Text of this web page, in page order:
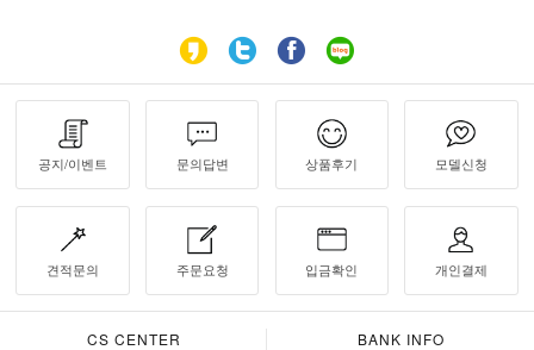
공지/이벤트 문의답변 상품후기 모델신청
견적문의 주문요청 입금확인 개인결제
CS CENTER BANK INFO